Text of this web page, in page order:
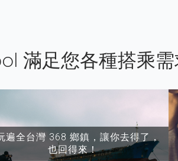
滿足您各種搭乘需
遍全台灣 368 鄉鎮，讓你去得了，
也回得來！